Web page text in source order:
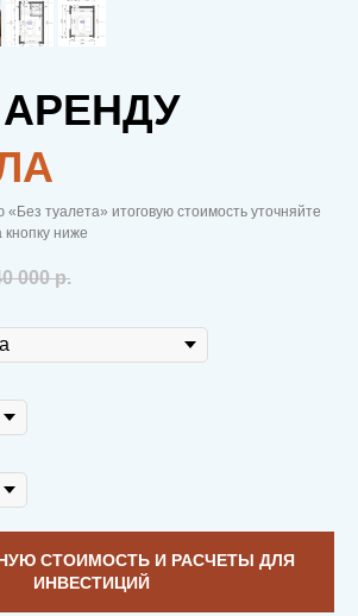
туалета» итоговую стоимость уточняйте
ниже
000 р.
СТОИМОСТЬ И РАСЧЕТЫ ДЛЯ
ИНВЕСТИЦИЙ